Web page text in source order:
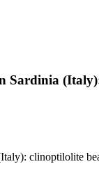
Sardinia
clinoptilolite